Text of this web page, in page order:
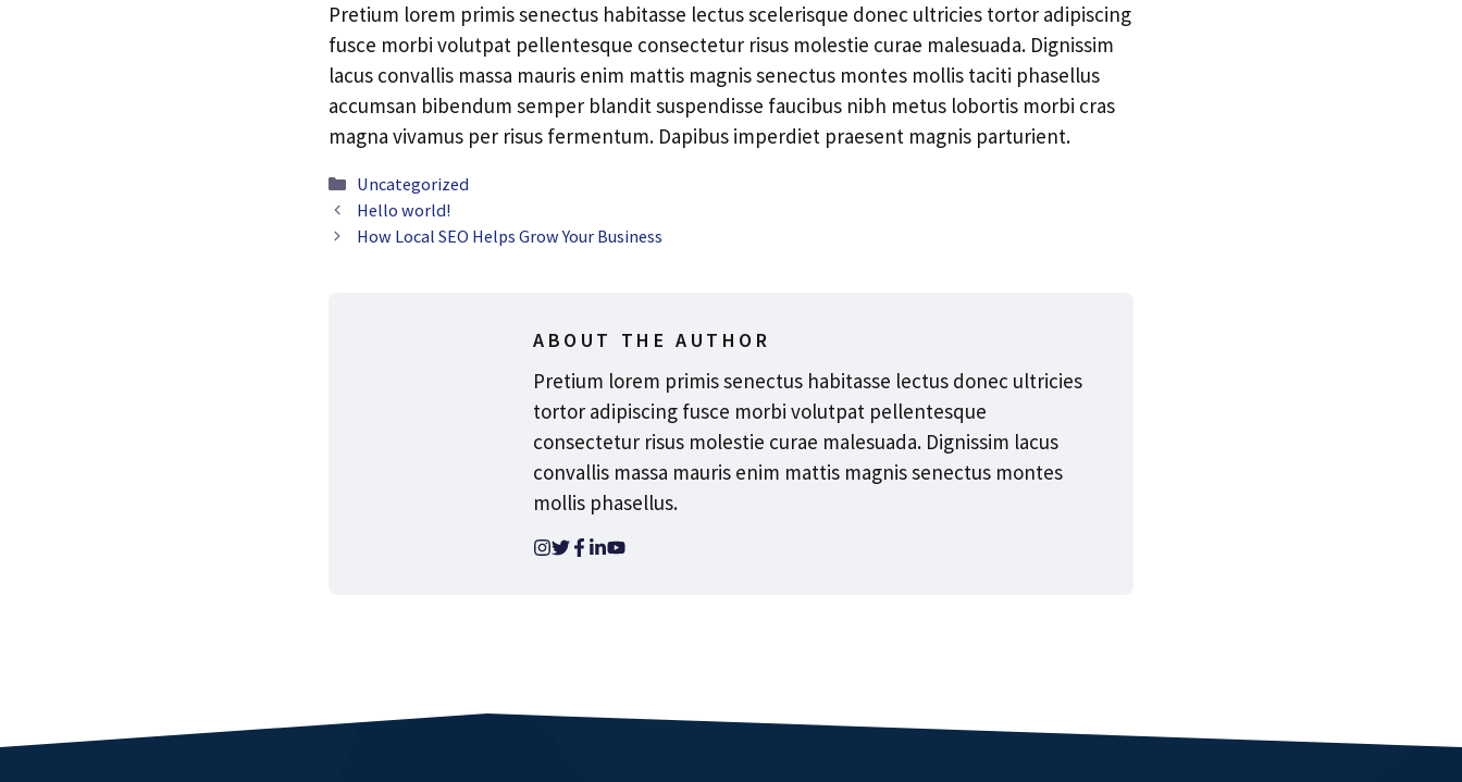
Pretium lorem primis senectus habitasse lectus scelerisque donec ultricies tortor adipiscing
fusce morbi volutpat pellentesque consectetur risus molestie curae malesuada. Dignissim
lacus convallis massa mauris enim mattis magnis senectus montes mollis taciti phasellus
accumsan bibendum semper blandit suspendisse faucibus nibh metus lobortis morbi cras
magna vivamus per risus fermentum. Dapibus imperdiet praesent magnis parturient.
Categorías
Uncategorized
Hello world!
How Local SEO Helps Grow Your Business
ABOUT THE AUTHOR
Pretium lorem primis senectus habitasse lectus donec ultricies
tortor adipiscing fusce morbi volutpat pellentesque
consectetur risus molestie curae malesuada. Dignissim lacus
convallis massa mauris enim mattis magnis senectus montes
mollis phasellus.